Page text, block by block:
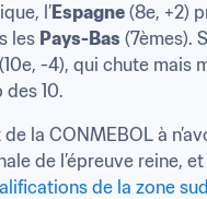
l’ Espagne (8e, +2)
les Pays-Bas (7èmes).
(10e, -4), qui chute mais
10.
la CONMEBOL à
de l’épreuve reine, et
de la zone